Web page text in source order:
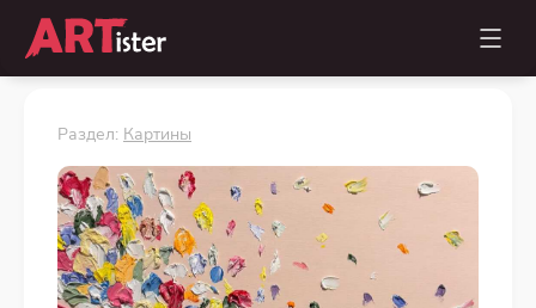
Раздел: Картины